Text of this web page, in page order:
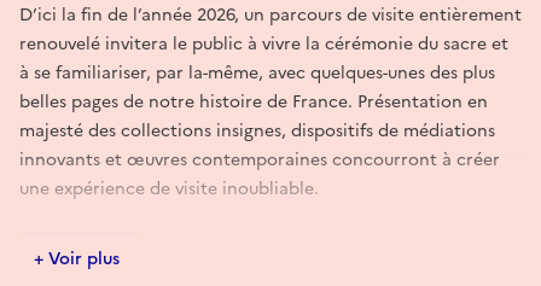
D’ici la fin de l’année 2026, un parcours de visite entièrement
renouvelé invitera le public à vivre la cérémonie du sacre et
à se familiariser, par la-même, avec quelques-unes des plus
belles pages de notre histoire de France. Présentation en
majesté des collections insignes, dispositifs de médiations
innovants et œuvres contemporaines concourront à créer
une expérience de visite inoubliable.
Réserver
+ Voir plus